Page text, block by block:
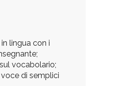
lingua con i
vocabolario;
di semplici